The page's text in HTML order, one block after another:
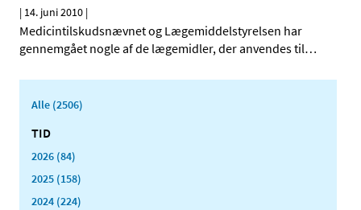
| 14. juni 2010 |
Medicintilskudsnævnet og Lægemiddelstyrelsen har
gennemgået nogle af de lægemidler, der anvendes til…
Alle (2506)
TID
2026 (84)
2025 (158)
2024 (224)